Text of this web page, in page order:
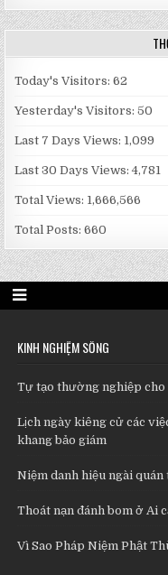
Today's Visitors:62
Yesterday's Visitors:50
Last 7 Days Views: 1,099
Last 30 Days Views:4,781
Total Views: 1,666,566
Total Posts:660
KINH NGHIỆM SỐNG
Tự tạo thường nghiệp cho
Lịch ngày kiêng cử các
khang bảo giám
Niệm danh hiệu ngài quán
Thoát nạn đánh bom ở Ai
Vì Sao Pháp Niệm Phật